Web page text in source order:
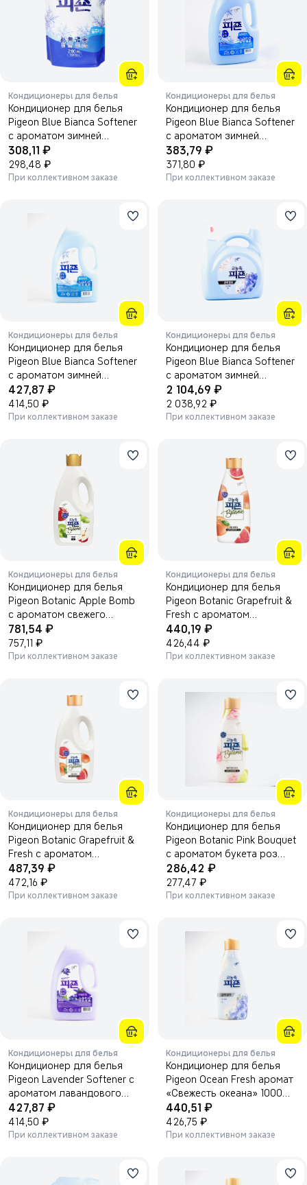
Кондиционеры для белья
Кондиционер для белья
Pigeon Blue Bianca Softener
с ароматом зимней
свежести и жасмина
2100мл.
308,11 ₽
298,48 ₽
При коллективном заказе
Кондиционеры для белья
Кондиционер для белья
Pigeon Blue Bianca Softener
с ароматом зимней
свежести и жасмина
2500мл.
383,79 ₽
371,80 ₽
При коллективном заказе
Кондиционеры для белья
Кондиционер для белья
Pigeon Blue Bianca Softener
с ароматом зимней
свежести и жасмина
3100мл.
427,87 ₽
414,50 ₽
При коллективном заказе
Кондиционеры для белья
Кондиционер для белья
Pigeon Blue Bianca Softener
с ароматом зимней
свежести и жасмина
6000мл.
2 104,69 ₽
2 038,92 ₽
При коллективном заказе
Кондиционеры для белья
Кондиционер для белья
Pigeon Botanic Apple Bomb
с ароматом свежего
яблока 2000 мл.
781,54 ₽
757,11 ₽
При коллективном заказе
Кондиционеры для белья
Кондиционер для белья
Pigeon Botanic Grapefruit &
Fresh с ароматом
грейпфрута и свежести
1000мл.
440,19 ₽
426,44 ₽
При коллективном заказе
Кондиционеры для белья
Кондиционер для белья
Pigeon Botanic Grapefruit &
Fresh с ароматом
грейпфрута и свежести
2000 мл.
487,39 ₽
472,16 ₽
При коллективном заказе
Кондиционеры для белья
Кондиционер для белья
Pigeon Botanic Pink Bouquet
с ароматом букета роз
1000 мл.
286,42 ₽
277,47 ₽
При коллективном заказе
Кондиционеры для белья
Кондиционер для белья
Pigeon Lavender Softener с
ароматом лавандового
сада 3100 мл, бутылка 1/4
427,87 ₽
414,50 ₽
При коллективном заказе
Кондиционеры для белья
Кондиционер для белья
Pigeon Ocean Fresh аромат
«Свежесть океана» 1000
мл.
440,51 ₽
426,75 ₽
При коллективном заказе